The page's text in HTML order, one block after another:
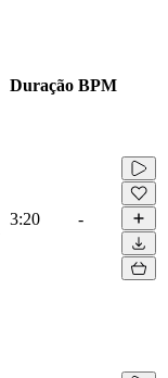
Duração BPM
3:20 -